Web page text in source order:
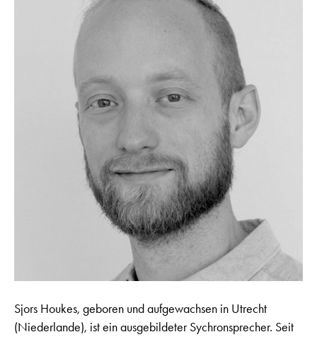
Sjors Houkes, geboren und aufgewachsen in Utrecht
(Niederlande), ist ein ausgebildeter Sychronsprecher. Seit